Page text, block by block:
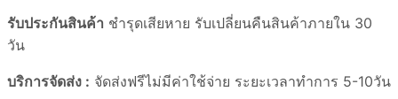
รับประกันสินค้า ชำรุดเสียหาย รับเปลี่ยนคืนสินค้าภายใน 30
วัน
บริการจัดส่ง : จัดส่งฟรีไม่มีค่าใช้จ่าย ระยะเวลาทำการ 5-10วัน